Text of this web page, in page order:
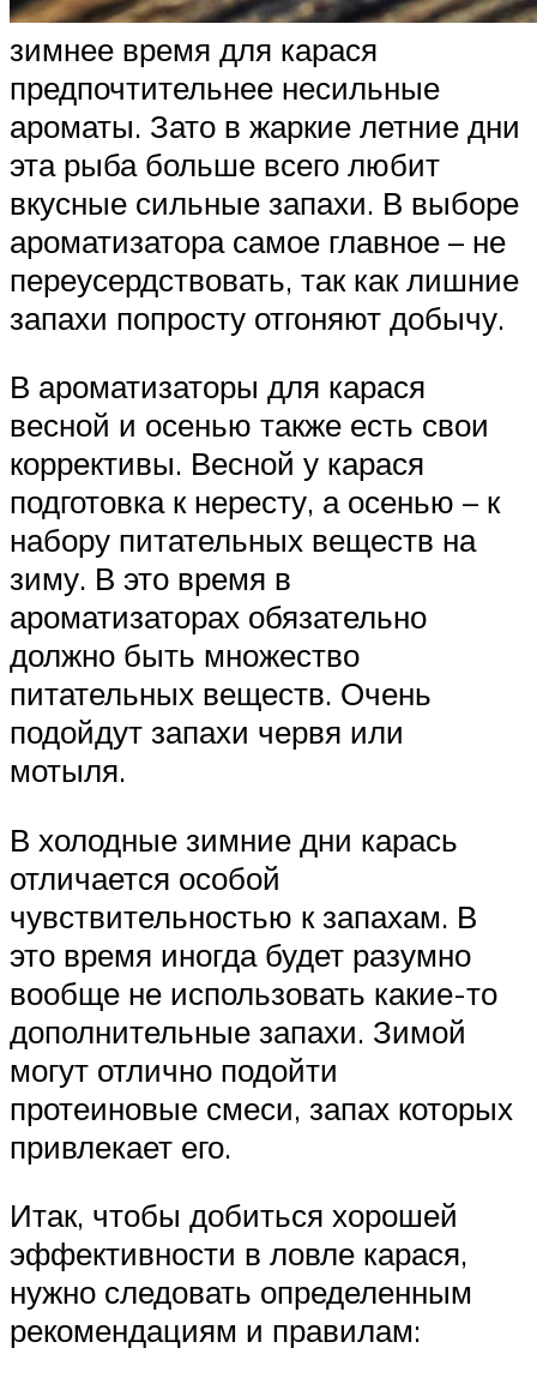
зимнее время для карася
предпочтительнее несильные
ароматы. Зато в жаркие летние дни
эта рыба больше всего любит
вкусные сильные запахи. В выборе
ароматизатора самое главное – не
переусердствовать, так как лишние
запахи попросту отгоняют добычу.
В ароматизаторы для карася
весной и осенью также есть свои
коррективы. Весной у карася
подготовка к нересту, а осенью – к
набору питательных веществ на
зиму. В это время в
ароматизаторах обязательно
должно быть множество
питательных веществ. Очень
подойдут запахи червя или
мотыля.
В холодные зимние дни карась
отличается особой
чувствительностью к запахам. В
это время иногда будет разумно
вообще не использовать какие-то
дополнительные запахи. Зимой
могут отлично подойти
протеиновые смеси, запах которых
привлекает его.
Итак, чтобы добиться хорошей
эффективности в ловле карася,
нужно следовать определенным
рекомендациям и правилам: